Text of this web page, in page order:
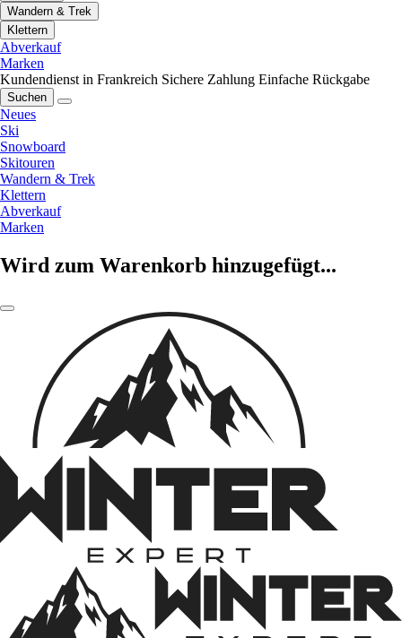
Wandern & Trek
Klettern
Abverkauf
Marken
Kundendienst in Frankreich Sichere Zahlung Einfache Rückgabe
Suchen
Neues
Ski
Snowboard
Skitouren
Wandern & Trek
Klettern
Abverkauf
Marken
Wird zum Warenkorb hinzugefügt...